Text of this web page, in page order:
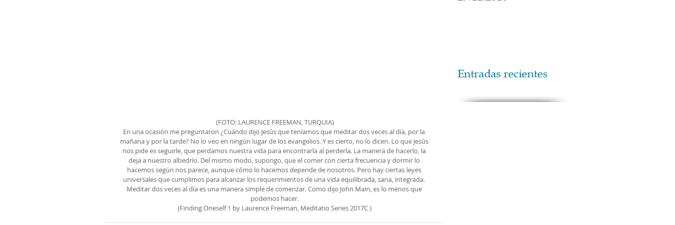
(FOTO: LAURENCE FREEMAN, TURQUIA)
En una ocasión me preguntaron ¿Cuándo dijo Jesús que teníamos que meditar dos veces al día, por la
mañana y por la tarde? No lo veo en ningún lugar de los evangelios. Y es cierto, no lo dicen. Lo que Jesús
nos pide es seguirle, que perdamos nuestra vida para encontrarla al perderla. La manera de hacerlo, la
deja a nuestro albedrío. Del mismo modo, supongo, que el comer con cierta frecuencia y dormir lo
hacemos según nos parece, aunque cómo lo hacemos depende de nosotros. Pero hay ciertas leyes
universales que cumplimos para alcanzar los requerimientos de una vida equilibrada, sana, integrada.
Meditar dos veces al día es una manera simple de comenzar. Como dijo John Main, es lo menos que
podemos hacer.
(Finding Oneself 1 by Laurence Freeman, Meditatio Series 2017C )
Entradas recientes